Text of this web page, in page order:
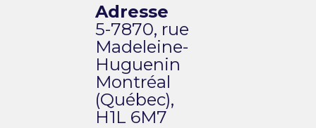
Adresse
5-7870, rue
Madeleine-
Huguenin
Montréal
(Québec),
H1L 6M7